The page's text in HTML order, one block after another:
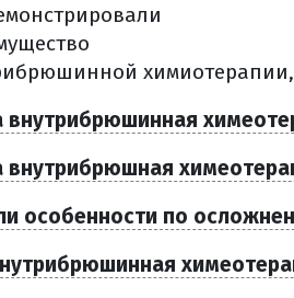
внутрибрюшинная
внутрибрюшная
особенности по